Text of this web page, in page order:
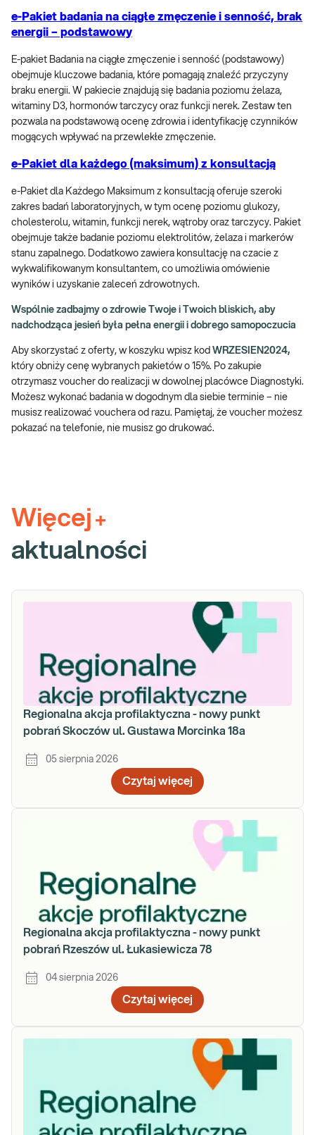
e-Pakiet badania na ciągłe zmęczenie i senność, brak
energii – podstawowy
E-pakiet Badania na ciągłe zmęczenie i senność (podstawowy)
obejmuje kluczowe badania, które pomagają znaleźć przyczyny
braku energii. W pakiecie znajdują się badania poziomu żelaza,
witaminy D3, hormonów tarczycy oraz funkcji nerek. Zestaw ten
pozwala na podstawową ocenę zdrowia i identyfikację czynników
mogących wpływać na przewlekłe zmęczenie.
e-Pakiet dla każdego (maksimum) z konsultacją
e-Pakiet dla Każdego Maksimum z konsultacją oferuje szeroki
zakres badań laboratoryjnych, w tym ocenę poziomu glukozy,
cholesterolu, witamin, funkcji nerek, wątroby oraz tarczycy. Pakiet
obejmuje także badanie poziomu elektrolitów, żelaza i markerów
stanu zapalnego. Dodatkowo zawiera konsultację na czacie z
wykwalifikowanym konsultantem, co umożliwia omówienie
wyników i uzyskanie zaleceń zdrowotnych.
Wspólnie zadbajmy o zdrowie Twoje i Twoich bliskich, aby
nadchodząca jesień była pełna energii i dobrego samopoczucia
Aby skorzystać z oferty, w koszyku wpisz kod WRZESIEN2024,
który obniży cenę wybranych pakietów o 15%. Po zakupie
otrzymasz voucher do realizacji w dowolnej placówce Diagnostyki.
Możesz wykonać badania w dogodnym dla siebie terminie – nie
musisz realizować vouchera od razu. Pamiętaj, że voucher możesz
pokazać na telefonie, nie musisz go drukować.
Więcej +
aktualności
Regionalna akcja profilaktyczna - nowy punkt
pobrań Skoczów ul. Gustawa Morcinka 18a
05 sierpnia 2026
Czytaj więcej
Regionalna akcja profilaktyczna - nowy punkt
pobrań Rzeszów ul. Łukasiewicza 78
04 sierpnia 2026
Czytaj więcej